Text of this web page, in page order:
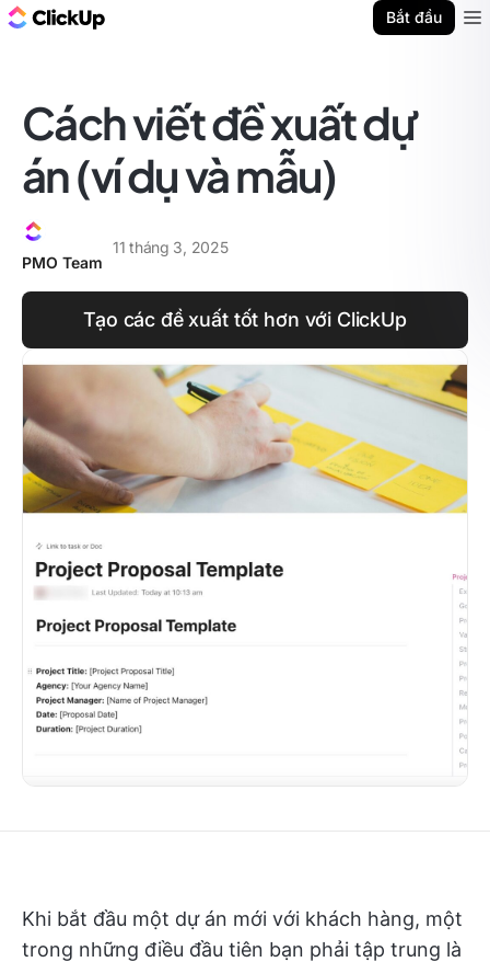
Bắt đầu
Cách viết đề xuất dự
án (ví dụ và mẫu)
PMO Team
11 tháng 3, 2025
Tạo các đề xuất tốt hơn với ClickUp
Khi bắt đầu một dự án mới với khách hàng, một
trong những điều đầu tiên bạn phải tập trung là